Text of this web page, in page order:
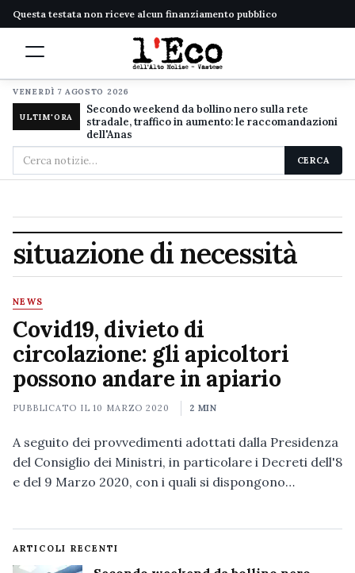
Questa testata non riceve alcun finanziamento pubblico
VENERDÌ 7 AGOSTO 2026
ULTIM'ORA
Secondo weekend da bollino nero sulla rete
stradale, traffico in aumento: le raccomandazioni
dell'Anas
Cerca
nel
CERCA
situazione di necessità
NEWS
Covid19, divieto di
circolazione: gli apicoltori
possono andare in apiario
PUBBLICATO IL10 MARZO 2020 2 MIN
A seguito dei provvedimenti adottati dalla Presidenza
del Consiglio dei Ministri, in particolare i Decreti dell'8
e del 9 Marzo 2020, con i quali si dispongono…
ARTICOLI RECENTI